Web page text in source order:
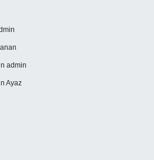
admin
Ayaz